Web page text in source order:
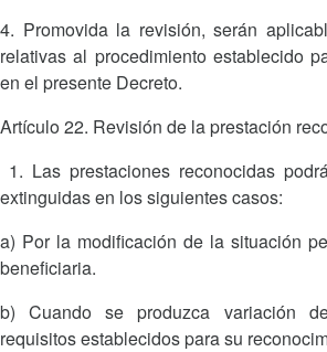
4. Promovida la revisión, serán
relativas al procedimiento establecido
en el presente Decreto.
Artículo 22. Revisión de la prestación
1. Las prestaciones reconocidas
extinguidas en los siguientes casos:
a) Por la modificación de la situación
beneficiaria.
b) Cuando se produzca variación
requisitos establecidos para su